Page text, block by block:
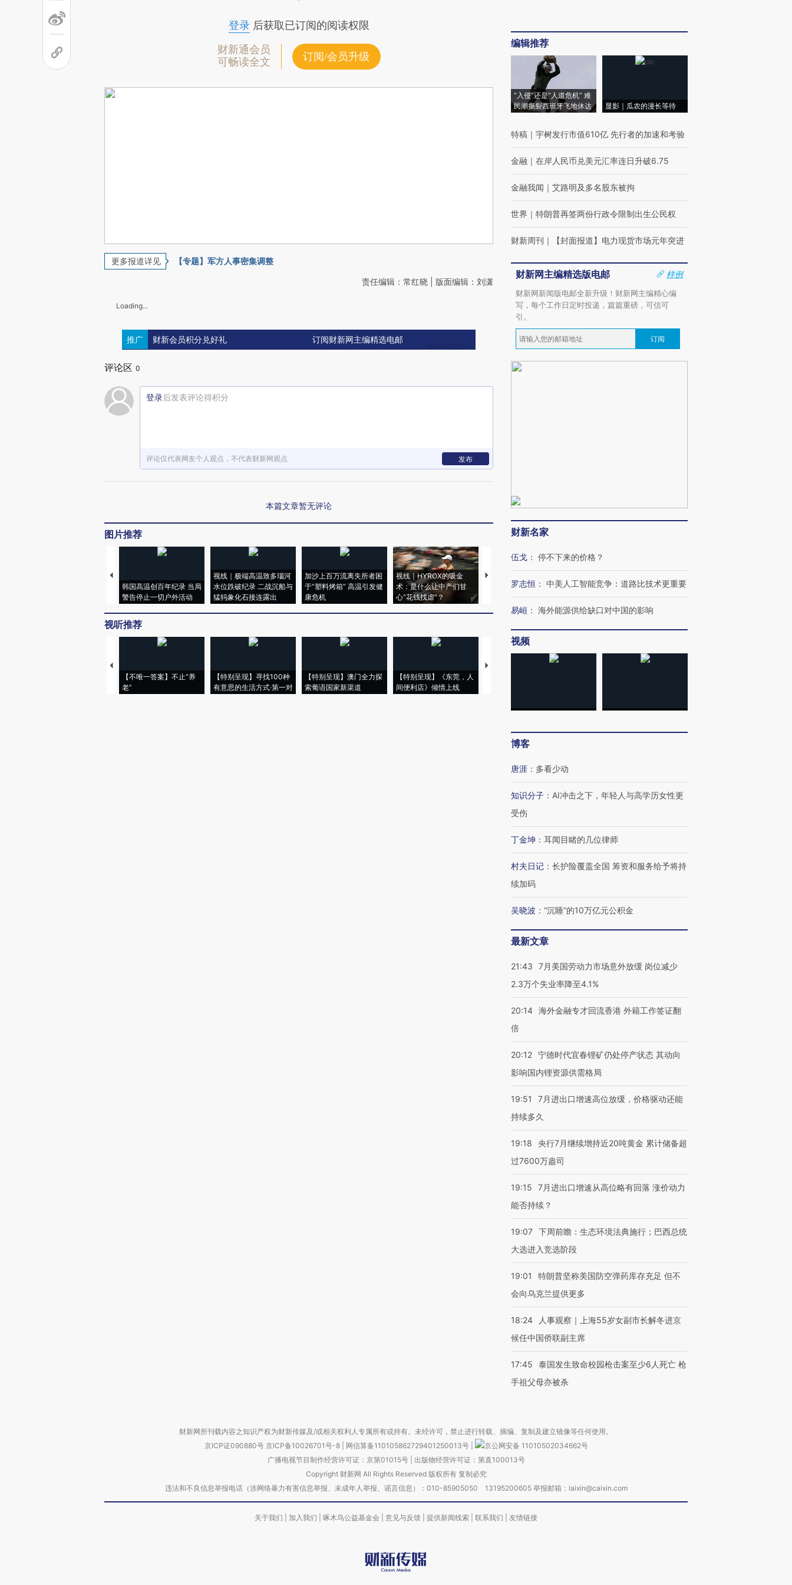
登录后获取已订阅的阅读权限
财新通会员
可畅读全文
订阅/会员升级
更多报道详见 【专题】军方人事密集调整
责任编辑：常红晓 | 版面编辑：刘潇
Loading...
推广 财新会员积分兑好礼 订阅财新网主编精选电邮
评论区 0
登录后发表评论得积分
评论仅代表网友个人观点，不代表财新网观点 发布
本篇文章暂无评论
图片推荐
韩国高温创百年纪录 当局
警告停止一切户外活动
视线｜极端高温致多瑙河
水位跌破纪录 二战沉船与
猛犸象化石接连露出
加沙上百万流离失所者困
于“塑料烤箱” 高温引发健
康危机
视线｜HYROX的吸金
术：是什么让中产们甘
心“花钱找虐”？
马航飞行员跨国走私7万
粒摇头丸 尿检体内含3种
度Z世代 用街头抗争将教
育部长拱下台
机”？难民潮撕裂西班牙
飞地休达
视听推荐
【不唯一答案】不止“养
老”
【特别呈现】寻找100种
有意思的生活方式·第一对
【特别呈现】澳门全力探
索葡语国家新渠道
【特别呈现】《东莞，人
间便利店》倾情上线
【推广】走进第四届链博
编辑推荐
“入侵”还是“人道危机” 难
民潮撕裂西班牙飞地休达
显影｜瓜农的漫长等待
特稿 ｜ 宇树发行市值610亿 先行者的加速和考验
金融 ｜ 在岸人民币兑美元汇率连日升破6.75
金融我闻 ｜ 艾路明及多名股东被拘
世界 ｜ 特朗普再签两份行政令限制出生公民权
财新周刊 ｜ 【封面报道】电力现货市场元年突进
财新网主编精选版电邮
样例
财新网新闻版电邮全新升级！财新网主编精心编
写，每个工作日定时投递，篇篇重磅，可信可
引。
订阅
财新名家
伍戈 ： 停不下来的价格？
罗志恒 ： 中美人工智能竞争：道路比技术更重要
易峘 ： 海外能源供给缺口对中国的影响
视频
博客
唐涯 ： 多看少动
知识分子 ： AI冲击之下，年轻人与高学历女性更
受伤
丁金坤 ： 耳闻目睹的几位律师
村夫日记 ： 长护险覆盖全国 筹资和服务给予将持
续加码
吴晓波 ： “沉睡”的10万亿元公积金
最新文章
21:43
7月美国劳动力市场意外放缓 岗位减少
2.3万个失业率降至4.1%
20:14 海外金融专才回流香港 外籍工作签证翻
倍
20:12 宁德时代宜春锂矿仍处停产状态 其动向
影响国内锂资源供需格局
19:51
7月进出口增速高位放缓，价格驱动还能
持续多久
19:18
央行7月继续增持近20吨黄金 累计储备超
过7600万盎司
19:15
7月进出口增速从高位略有回落 涨价动力
能否持续？
19:07 下周前瞻：生态环境法典施行；巴西总统
大选进入竞选阶段
19:01
特朗普坚称美国防空弹药库存充足 但不
会向乌克兰提供更多
18:24
人事观察｜上海55岁女副市长解冬进京
候任中国侨联副主席
17:45
泰国发生致命校园枪击案至少6人死亡 枪
手祖父母亦被杀
财新网所刊载内容之知识产权为财新传媒及/或相关权利人专属所有或持有。未经许可，禁止进行转载、摘编、复制及建立镜像等任何使用。
京ICP证090880号 京ICP备10026701号-8 网信算备110105862729401250013号
京公网安备 11010502034662号
广播电视节目制作经营许可证：京第01015号| 出版物经营许可证：第直100013号
Copyright 财新网 All Rights Reserved 版权所有 复制必究
违法和不良信息举报电话（涉网络暴力有害信息举报、未成年人举报、谣言信息）：010-85905050 13195200605 举报邮箱：laixin@caixin.com
关于我们 加入我们 啄木鸟公益基金会 意见与反馈 提供新闻线索 联系我们 友情链接